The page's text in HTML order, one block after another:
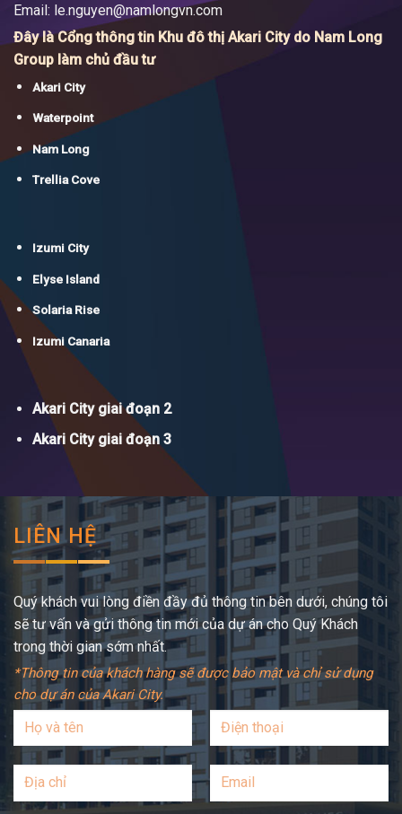
Email: le.nguyen@namlongvn.com
Đây là Cổng thông tin Khu đô thị Akari City do Nam Long
Group làm chủ đầu tư
Akari City
Waterpoint
Nam Long
Trellia Cove
Izumi City
Elyse Island
Solaria Rise
Izumi Canaria
Akari City giai đoạn 2
Akari City giai đoạn 3
LIÊN HỆ
Quý khách vui lòng điền đầy đủ thông tin bên dưới, chúng tôi
sẽ tư vấn và gửi thông tin mới của dự án cho Quý Khách
trong thời gian sớm nhất.
*Thông tin của khách hàng sẽ được bảo mật và chỉ sử dụng
cho dự án của Akari City.